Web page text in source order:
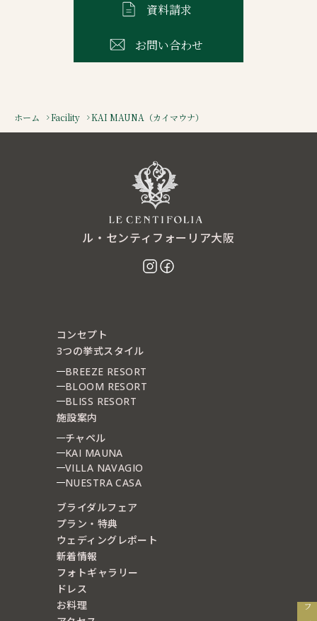
資料請求
お問い合わせ
ホーム Facility KAI MAUNA（カイマウナ）
ル・センティフォーリア大阪
コンセプト
3つの挙式スタイル
BREEZE RESORT
BLOOM RESORT
BLISS RESORT
施設案内
チャペル
KAI MAUNA
VILLA NAVAGIO
NUESTRA CASA
ブライダルフェア
プラン・特典
ウェディングレポート
新着情報
フォトギャラリー
ドレス
お料理